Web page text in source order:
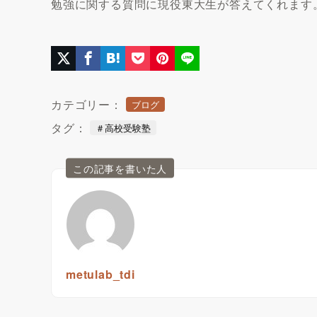
勉強に関する質問に現役東大生が答えてくれます
カテゴリー： ブログ
タグ： ＃高校受験塾
この記事を書いた人
metulab_tdi